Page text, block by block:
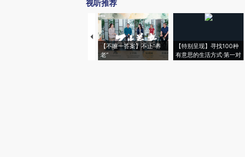
视听推荐
【不唯一答案】不止“养
老”
【特别呈现】寻找100种
有意思的生活方式·第一对